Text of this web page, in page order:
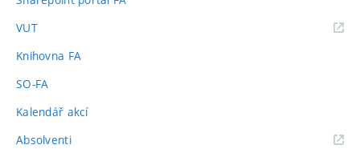
VUT(externí
Knihovna FA
SO-FA
Kalendář akcí
Absolventi(externí